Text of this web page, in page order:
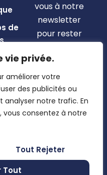
vie privée.
améliorer votre
des publicités ou
analyser notre trafic. En
vous consentez à notre
Tout Rejeter
Tout
de
vous à notre
newsletter
pour rester
toutes les
nouveautés.
vous